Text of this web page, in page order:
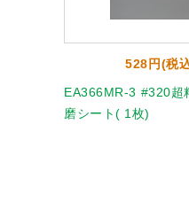
528円(税
EA366MR-3 #320超
磨シート( 1枚)